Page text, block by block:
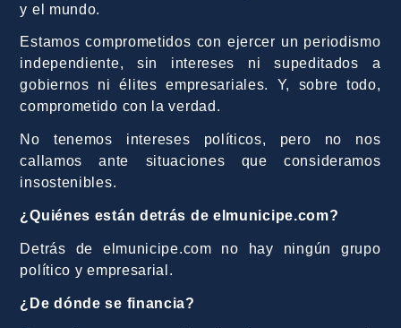
y el mundo.
Estamos comprometidos con ejercer un periodismo
independiente, sin intereses ni supeditados a
gobiernos ni élites empresariales. Y, sobre todo,
comprometido con la verdad.
No tenemos intereses políticos, pero no nos
callamos ante situaciones que consideramos
insostenibles.
¿Quiénes están detrás de elmunicipe.com?
Detrás de elmunicipe.com no hay ningún grupo
político y empresarial.
¿De dónde se financia?